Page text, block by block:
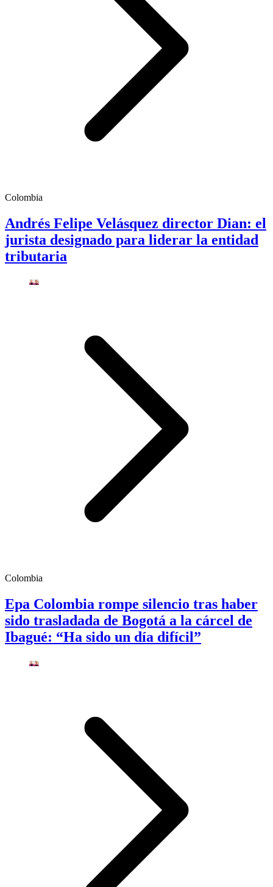
Colombia
Andrés Felipe Velásquez director Dian: el
jurista designado para liderar la entidad
tributaria
Colombia
Epa Colombia rompe silencio tras haber
sido trasladada de Bogotá a la cárcel de
Ibagué: “Ha sido un día difícil”